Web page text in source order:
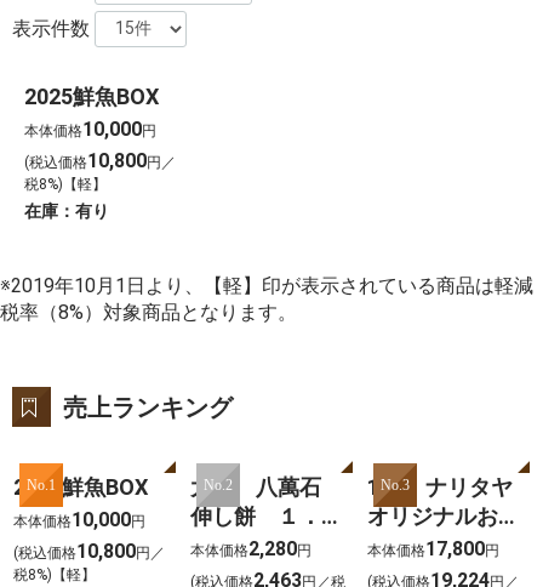
表示件数
2025鮮魚BOX
本体価格10,000円
(税込価格10,800円／
税8%)【軽】
在庫： 有り
※2019年10月1日より、【軽】印が表示されている商品は軽減
税率（8%）対象商品となります。
売上ランキング
No.1
2025鮮魚BOX
本体価格10,000円
(税込価格10,800円／
税8%)【軽】
No.2
大新 八萬石
伸し餅 １．８
ｋｇ
本体価格2,280円
(税込価格2,463円／税
No.3
101 ナリタヤ
オリジナルおせ
ち 2026
本体価格17,800円
(税込価格19,224円／